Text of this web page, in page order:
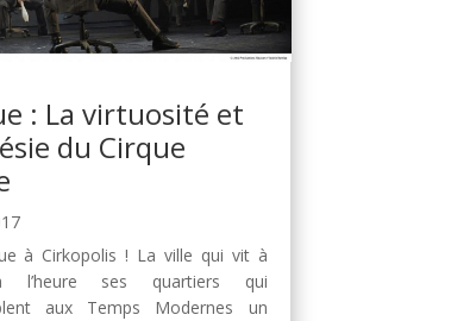
: La virtuosité et
du Cirque
à Cirkopolis ! La ville qui vit à
l’heure ses quartiers qui
aux Temps Modernes un